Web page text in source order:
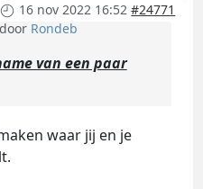
16 nov 2022 16:52 #24771
door Rondeb
van een paar
waar jij en je